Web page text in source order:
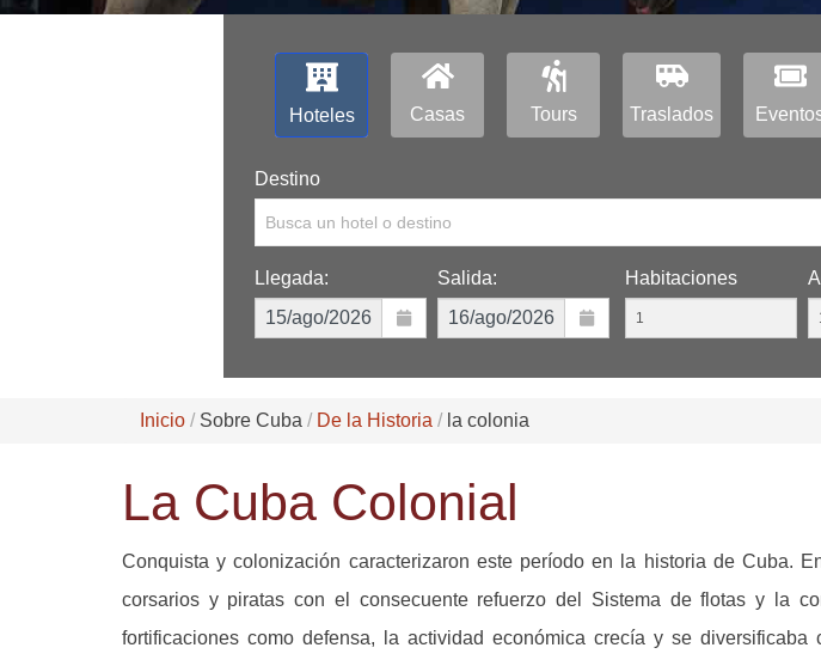
Hoteles Casas Tours Traslados
Destino
Busca un hotel o destino
Llegada: Salida: Habitaciones
Inicio Sobre Cuba De la Historia la colonia
La Cuba Colonial
Conquista y colonización caracterizaron este período en la historia de Cuba.
corsarios y piratas con el consecuente refuerzo del Sistema de flotas y la
fortificaciones como defensa, la actividad económica crecía y se